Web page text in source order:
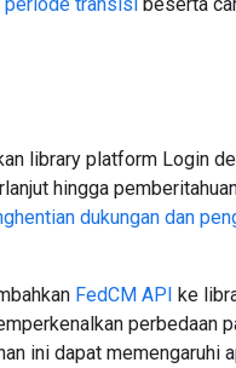
library platform Login
hingga
dukungan dan
FedCM API ke
perbedaan
ini dapat memengaruhi